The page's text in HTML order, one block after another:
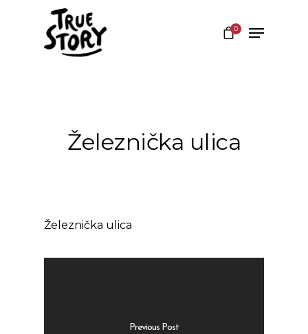
0
Železnička ulica
Železnička ulica
Previous Post